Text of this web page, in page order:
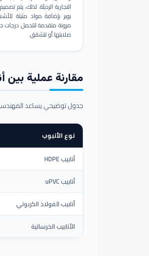
التجارية الرديئة. لذلك، يتم
بوير بإضافة مواد مثبتة
مرونة متقدمة لتتحمل درجات
صلابتها أو تتشقق.
مقارنة عملية بين
جدول توضيحي يساعد
نوع الأنبوب
أنابيب HDPE
أنابيب uPVC
أنابيب الفولاذ الكربوني
الأنابيب الخرسانية